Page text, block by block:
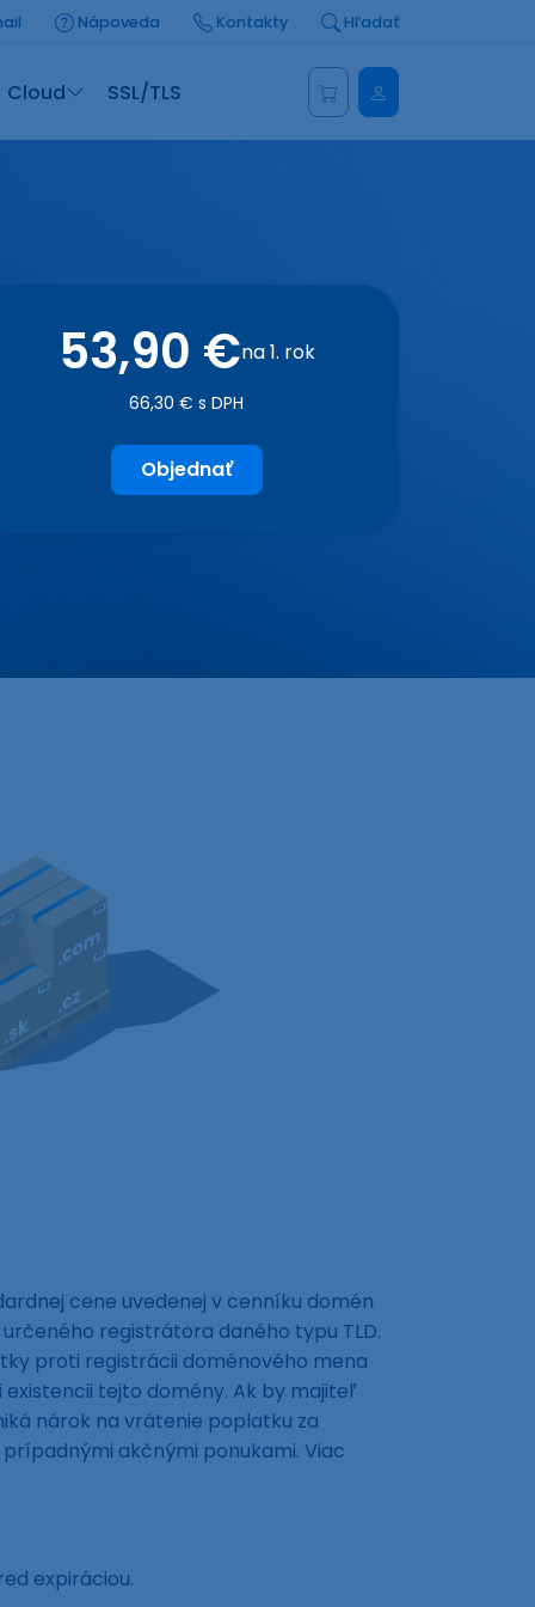
Nápoveda Kontakty Hľadať
Cloud SSL/TLS Administrácia
53,90 €na 1. rok
66,30 € s DPH
Objednať
cene uvedenej v cenníku domén
registrátora daného typu TLD.
proti registrácii doménového mena
tejto domény. Ak by majiteľ
nárok na vrátenie poplatku za
akčnými ponukami. Viac
expiráciou.